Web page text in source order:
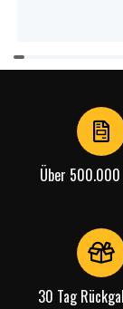
Item
1
Über 500.000
30 Tag